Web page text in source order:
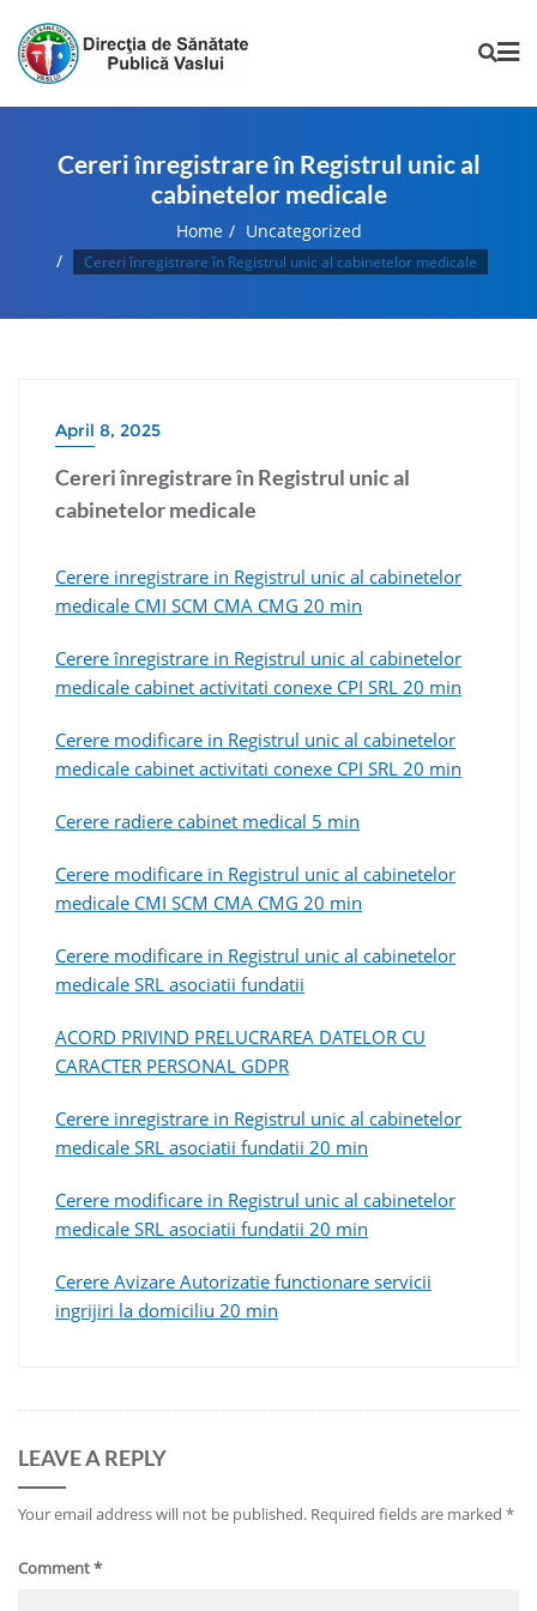
Cereri înregistrare în Registrul unic al
cabinetelor medicale
Home Uncategorized
Cereri înregistrare în Registrul unic al cabinetelor medicale
April 8, 2025
Cereri înregistrare în Registrul unic al
cabinetelor medicale
Cerere inregistrare in Registrul unic al cabinetelor
medicale CMI SCM CMA CMG 20 min
Cerere înregistrare in Registrul unic al cabinetelor
medicale cabinet activitati conexe CPI SRL 20 min
Cerere modificare in Registrul unic al cabinetelor
medicale cabinet activitati conexe CPI SRL 20 min
Cerere radiere cabinet medical 5 min
Cerere modificare in Registrul unic al cabinetelor
medicale CMI SCM CMA CMG 20 min
Cerere modificare in Registrul unic al cabinetelor
medicale SRL asociatii fundatii
ACORD PRIVIND PRELUCRAREA DATELOR CU
CARACTER PERSONAL GDPR
Cerere inregistrare in Registrul unic al cabinetelor
medicale SRL asociatii fundatii 20 min
Cerere modificare in Registrul unic al cabinetelor
medicale SRL asociatii fundatii 20 min
Cerere Avizare Autorizatie functionare servicii
ingrijiri la domiciliu 20 min
LEAVE A REPLY
Your email address will not be published. Required fields are marked *
Comment*